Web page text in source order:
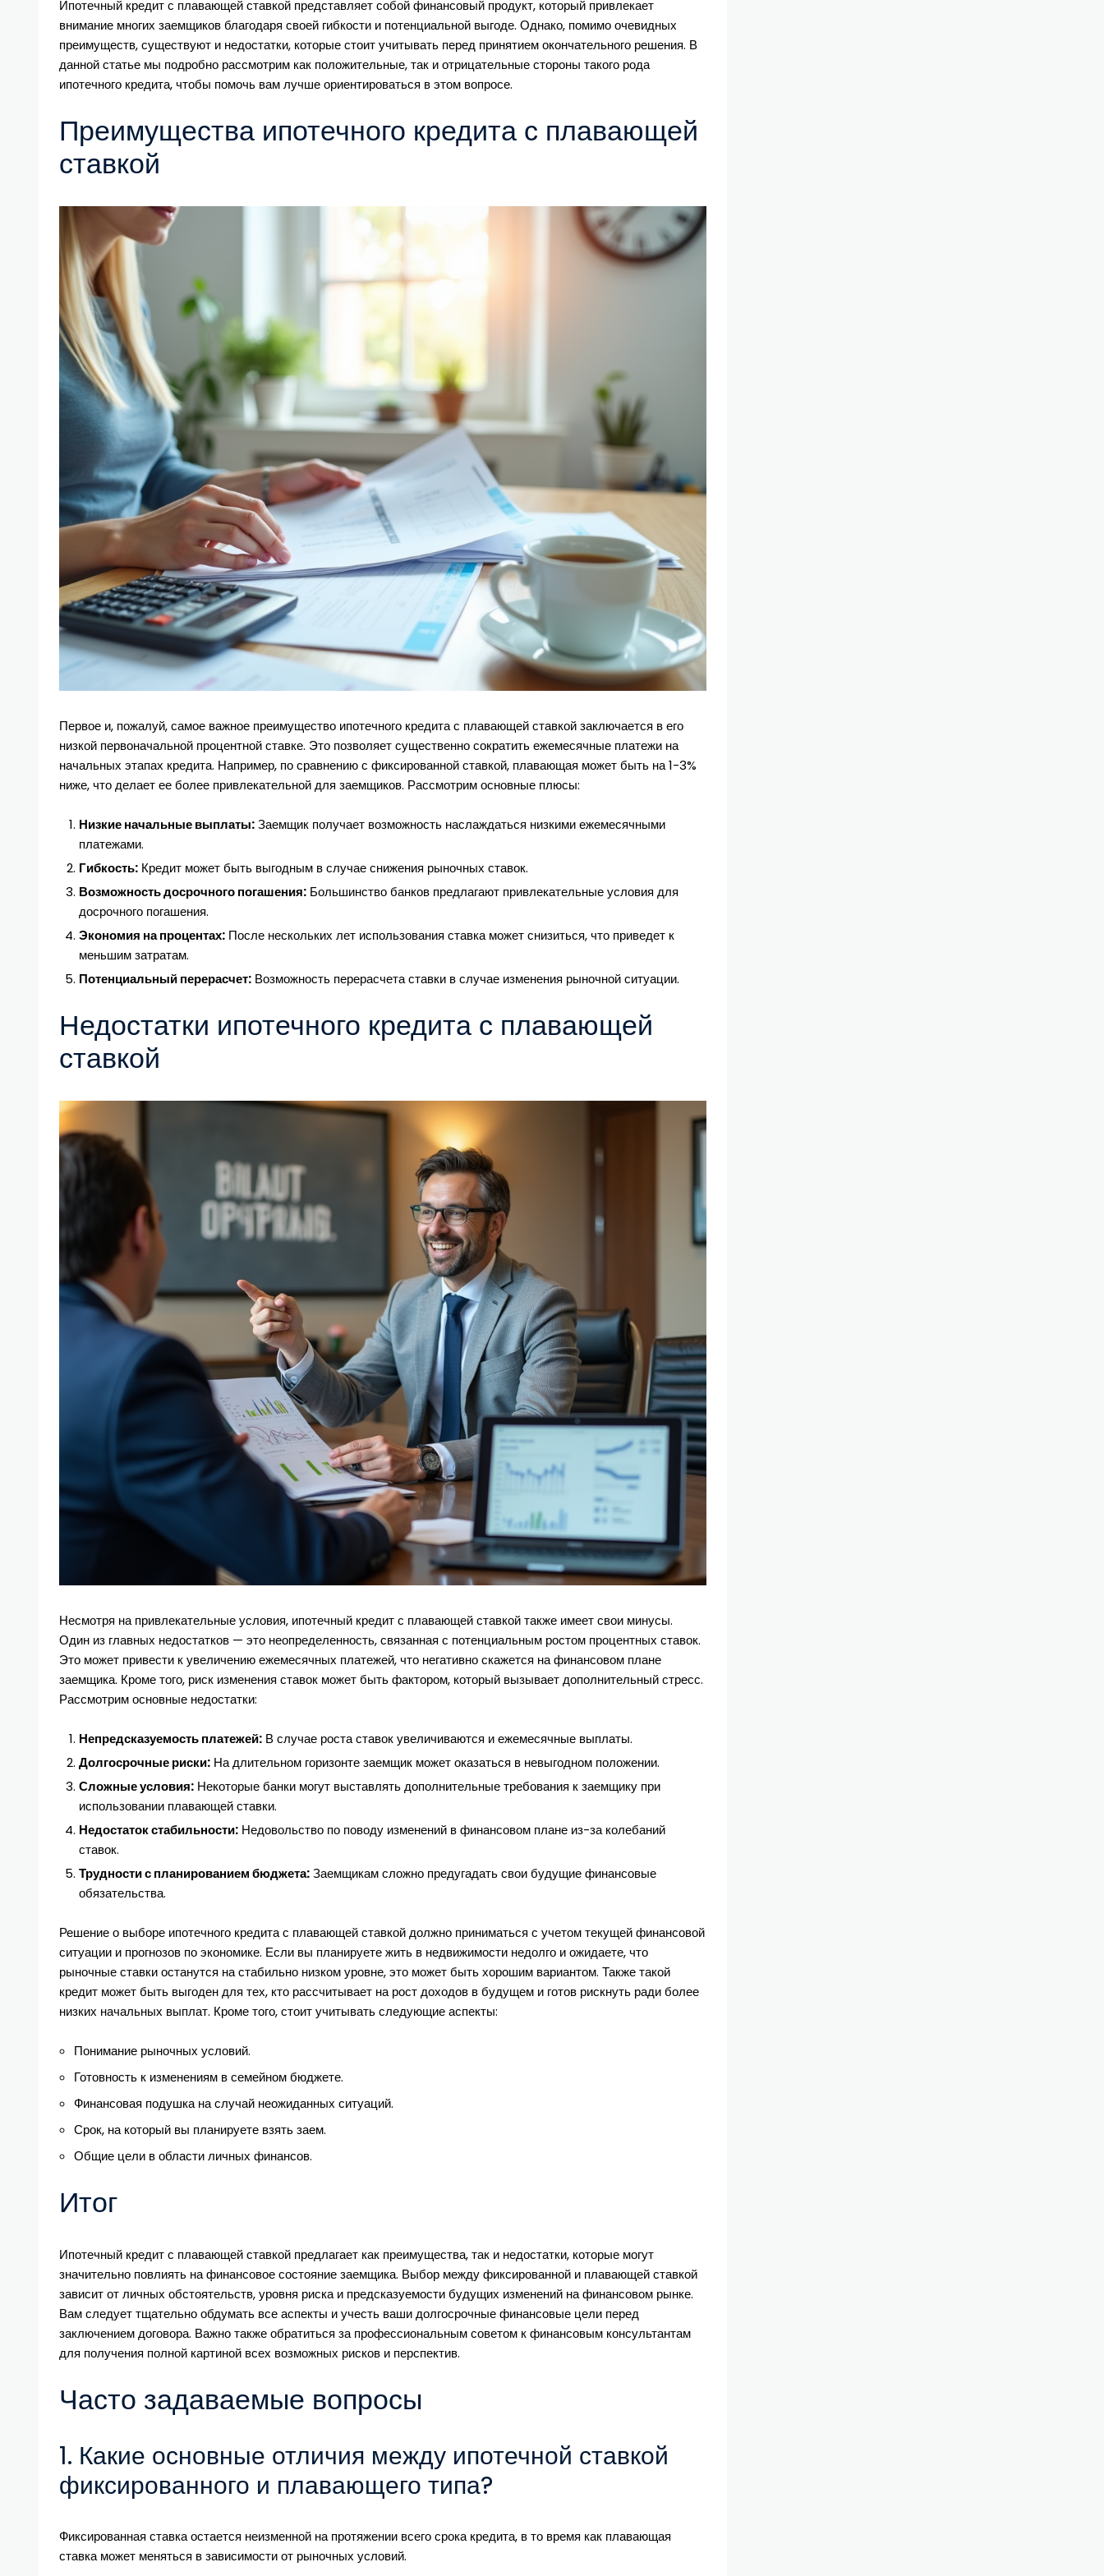
Ипотечный кредит с плавающей ставкой представляет собой финансовый продукт, который привлекает
внимание многих заемщиков благодаря своей гибкости и потенциальной выгоде. Однако, помимо очевидных
преимуществ, существуют и недостатки, которые стоит учитывать перед принятием окончательного решения. В
данной статье мы подробно рассмотрим как положительные, так и отрицательные стороны такого рода
ипотечного кредита, чтобы помочь вам лучше ориентироваться в этом вопросе.
Преимущества ипотечного кредита с плавающей
ставкой
Первое и, пожалуй, самое важное преимущество ипотечного кредита с плавающей ставкой заключается в его
низкой первоначальной процентной ставке. Это позволяет существенно сократить ежемесячные платежи на
начальных этапах кредита. Например, по сравнению с фиксированной ставкой, плавающая может быть на 1-3%
ниже, что делает ее более привлекательной для заемщиков. Рассмотрим основные плюсы:
Низкие начальные выплаты:Заемщик получает возможность наслаждаться низкими ежемесячными
платежами.
Гибкость: Кредит может быть выгодным в случае снижения рыночных ставок.
Возможность досрочного погашения: Большинство банков предлагают привлекательные условия для
досрочного погашения.
Экономия на процентах: После нескольких лет использования ставка может снизиться, что приведет к
меньшим затратам.
Потенциальный перерасчет: Возможность перерасчета ставки в случае изменения рыночной ситуации.
Недостатки ипотечного кредита с плавающей
ставкой
Несмотря на привлекательные условия, ипотечный кредит с плавающей ставкой также имеет свои минусы.
Один из главных недостатков — это неопределенность, связанная с потенциальным ростом процентных ставок.
Это может привести к увеличению ежемесячных платежей, что негативно скажется на финансовом плане
заемщика. Кроме того, риск изменения ставок может быть фактором, который вызывает дополнительный стресс.
Рассмотрим основные недостатки:
Непредсказуемость платежей: В случае роста ставок увеличиваются и ежемесячные выплаты.
Долгосрочные риски: На длительном горизонте заемщик может оказаться в невыгодном положении.
Сложные условия: Некоторые банки могут выставлять дополнительные требования к заемщику при
использовании плавающей ставки.
Недостаток стабильности: Недовольство по поводу изменений в финансовом плане из-за колебаний
ставок.
Трудности с планированием бюджета:Заемщикам сложно предугадать свои будущие финансовые
обязательства.
Решение о выборе ипотечного кредита с плавающей ставкой должно приниматься с учетом текущей финансовой
ситуации и прогнозов по экономике. Если вы планируете жить в недвижимости недолго и ожидаете, что
рыночные ставки останутся на стабильно низком уровне, это может быть хорошим вариантом. Также такой
кредит может быть выгоден для тех, кто рассчитывает на рост доходов в будущем и готов рискнуть ради более
низких начальных выплат. Кроме того, стоит учитывать следующие аспекты:
Понимание рыночных условий.
Готовность к изменениям в семейном бюджете.
Финансовая подушка на случай неожиданных ситуаций.
Срок, на который вы планируете взять заем.
Общие цели в области личных финансов.
Итог
Ипотечный кредит с плавающей ставкой предлагает как преимущества, так и недостатки, которые могут
значительно повлиять на финансовое состояние заемщика. Выбор между фиксированной и плавающей ставкой
зависит от личных обстоятельств, уровня риска и предсказуемости будущих изменений на финансовом рынке.
Вам следует тщательно обдумать все аспекты и учесть ваши долгосрочные финансовые цели перед
заключением договора. Важно также обратиться за профессиональным советом к финансовым консультантам
для получения полной картиной всех возможных рисков и перспектив.
Часто задаваемые вопросы
1. Какие основные отличия между ипотечной ставкой
фиксированного и плавающего типа?
Фиксированная ставка остается неизменной на протяжении всего срока кредита, в то время как плавающая
ставка может меняться в зависимости от рыночных условий.